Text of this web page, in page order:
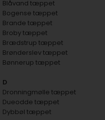
Blåvand tæppet
Bogense tæppet
Brande tæppet
Broby tæppet
Brædstrup tæppet
Brønderslev tæppet
Bønnerup tæppet
D
Dronningmølle tæppet
Dueodde tæppet
Dybbøl tæppet